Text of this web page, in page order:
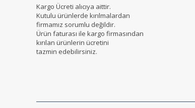
Kargo Ücreti alıcıya aittir.
Kutulu ürünlerde kırılmalardan
firmamız sorumlu değildir.
Ürün faturası ile kargo firmasından
kırılan ürünlerin ücretini
tazmin edebilirsiniz.